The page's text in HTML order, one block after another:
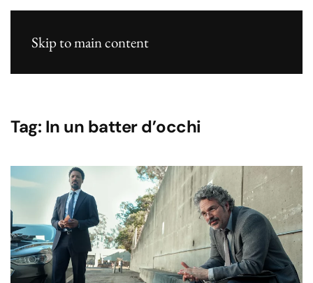
Skip to main content
Tag: In un batter d’occhi